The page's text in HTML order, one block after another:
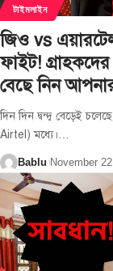
টাইমলাইন
জিও vs
ফাইট!
বেছে নিন আপনার
দিন দিন দ্বন্দ্ব বেড়েই
Airtel) মধ্যে।…
Bablu November